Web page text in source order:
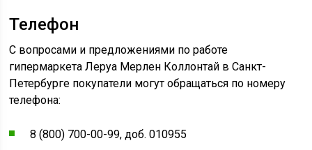
Телефон
С вопросами и предложениями по работе
гипермаркета Леруа Мерлен Коллонтай в Санкт-
Петербурге покупатели могут обращаться по номеру
телефона:
8 (800) 700-00-99, доб. 010955